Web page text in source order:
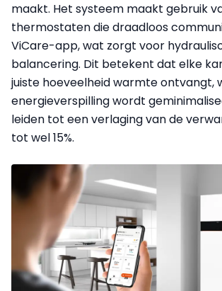
maakt. Het systeem maakt gebruik
thermostaten die draadloos
ViCare-app, wat zorgt voor
balancering. Dit betekent dat elke
juiste hoeveelheid warmte ontvangt,
energieverspilling wordt
leiden tot een verlaging van de
tot wel 15%.